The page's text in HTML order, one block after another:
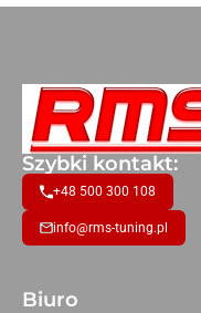
Szybki kontakt:
+48 500 300 108
info@rms-tuning.pl
Biuro